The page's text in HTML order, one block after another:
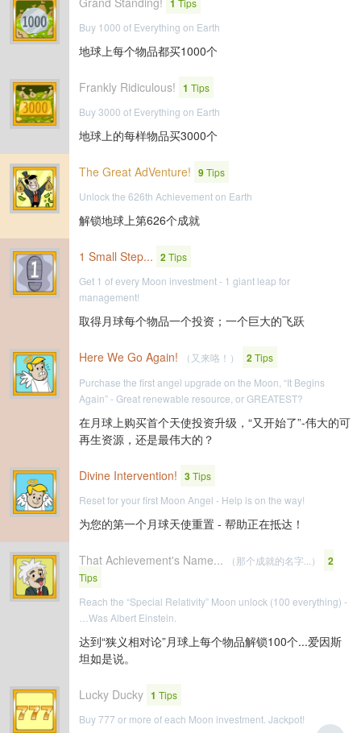
1 Tips
Buy 1000 of Everything on Earth
地球上每个物品都买1000个
Frankly Ridiculous! 1 Tips
Buy 3000 of Everything on Earth
地球上的每样物品买3000个
The Great AdVenture! 9Tips
Unlock the 626th Achievement on Earth
解锁地球上第626个成就
1 Small Step... 2Tips
Get 1 of every Moon investment - 1 giant leap for
management!
取得月球每个物品一个投资；一个巨大的飞跃
Here We Go Again! （又来咯！） 2Tips
Purchase the first angel upgrade on the Moon, “It Begins
Again” - Great renewable resource, or GREATEST?
在月球上购买首个天使投资升级，“又开始了”-伟大的可
再生资源，还是最伟大的？
Divine Intervention! 3Tips
Reset for your first Moon Angel - Help is on the way!
为您的第一个月球天使重置 - 帮助正在抵达！
That Achievement's Name... （那个成就的名字...） 2
Tips
Reach the “Special Relativity” Moon unlock (100 everything) -
…Was Albert Einstein.
达到“狭义相对论”月球上每个物品解锁100个...爱因斯
坦如是说。
Lucky Ducky 1 Tips
Buy 777 or more of each Moon investment. Jackpot!